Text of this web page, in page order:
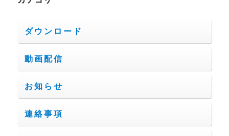
ダウンロード
動画配信
お知らせ
連絡事項